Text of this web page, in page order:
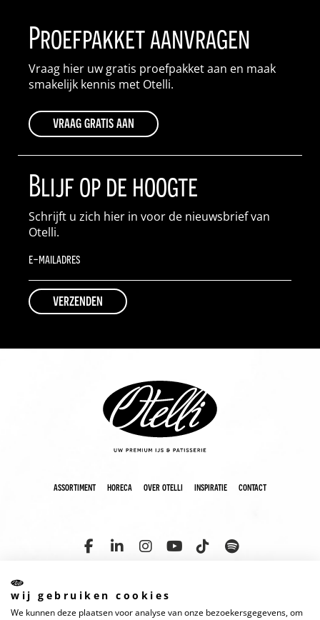
Proefpakket aanvragen
Vraag hier uw gratis proefpakket aan en maak
smakelijk kennis met Otelli.
vraag gratis aan
Blijf op de hoogte
Schrijft u zich hier in voor de nieuwsbrief van
Otelli.
assortiment horeca over otelli inspiratie contact
wij gebruiken cookies
We kunnen deze plaatsen voor analyse van onze bezoekersgegevens, om